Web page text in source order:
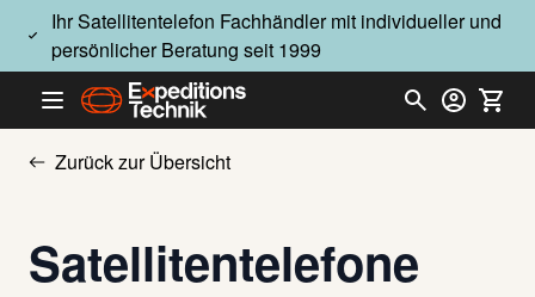
Direkt zum Inhalt
Ihr Satellitentelefon Fachhändler mit individueller und
persönlicher Beratung seit 1999
Zurück zur Übersicht
Satellitentelefone